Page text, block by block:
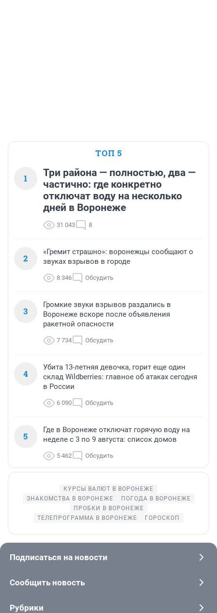
ТОП 5
1
Три района — полностью, два —
частично: где конкретно
отключат воду на несколько
дней в Воронеже
31 043 8
2
«Гремит страшно»: воронежцы сообщают о
звуках взрывов в городе
8 346 Обсудить
3
Громкие звуки взрывов раздались в
Воронеже вскоре после объявления
ракетной опасности
7 734 Обсудить
4
Убита 13-летняя девочка, горит еще один
склад Wildberries: главное об атаках сегодня
в России
6 090 Обсудить
5
Где в Воронеже отключат горячую воду на
неделе с 3 по 9 августа: список домов
5 462 Обсудить
КУРСЫ ВАЛЮТ В ВОРОНЕЖЕ
ЗНАКОМСТВА В ВОРОНЕЖЕ
ПОГОДА В ВОРОНЕЖЕ
ПРОБКИ В ВОРОНЕЖЕ
ТЕЛЕПРОГРАММА В ВОРОНЕЖЕ
ГОРОСКОП
Подписаться на новости
Сообщить новость
Рубрики